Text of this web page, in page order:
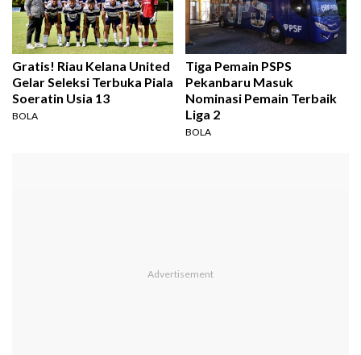
Gratis! Riau Kelana United
Gelar Seleksi Terbuka Piala
Soeratin Usia 13
BOLA
Tiga Pemain PSPS
Pekanbaru Masuk
Nominasi Pemain Terbaik
Liga 2
BOLA